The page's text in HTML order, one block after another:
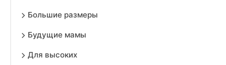
Большие размеры
Будущие мамы
Для высоких